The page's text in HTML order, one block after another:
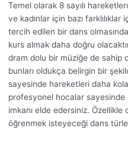
Temel olarak 8 sayılı
ve kadınlar için bazı
tercih edilen bir dans
kurs almak daha doğru
dram dolu bir müziğe de sahip
bunları oldukça belirgin bir
sayesinde hareketleri daha
profesyonel hocalar sayesinde
imkanı elde edersiniz.
öğrenmek isteyeceği dans